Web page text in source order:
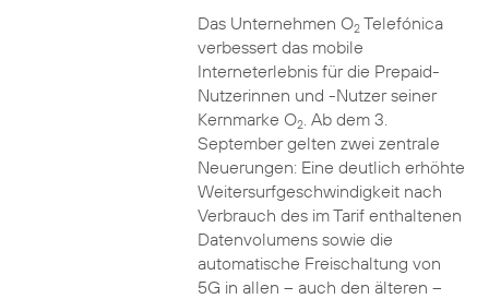
Das Unternehmen O2Telefónica
verbessert das mobile
Interneterlebnis für die Prepaid-
Nutzerinnen und -Nutzer seiner
Kernmarke O2. Ab dem 3.
September gelten zwei zentrale
Neuerungen: Eine deutlich erhöhte
Weitersurfgeschwindigkeit nach
Verbrauch des im Tarif enthaltenen
Datenvolumens sowie die
automatische Freischaltung von
5G in allen – auch den älteren –